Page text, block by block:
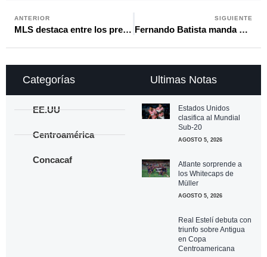
ANTERIOR
MLS destaca entre los premios de la Concacaf Cup 2026: Nashville fue el equipo Fair Play
SIGUIENTE
Fernando Batista manda mensaje claro a los futbolistas ticos: “Quiero disciplina no talento”
Ultimas Notas
Estados Unidos
clasifica al Mundial
Sub-20
AGOSTO 5, 2026
Atlante sorprende a
los Whitecaps de
Müller
AGOSTO 5, 2026
Real Estelí debuta con
triunfo sobre Antigua
en Copa
Centroamericana
Categorías
EE.UU
Centroamérica
Concacaf